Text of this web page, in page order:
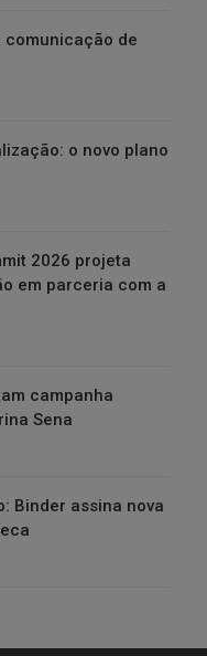
comunicação de
o novo plano
2026 projeta
em parceria com a
campanha
Sena
Binder assina nova